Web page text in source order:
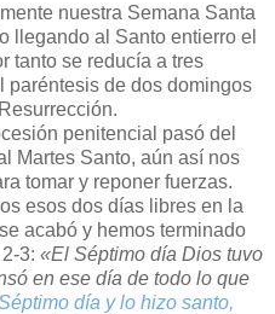
nuestra Semana Santa
llegando al Santo entierro el
tanto se reducía a tres
paréntesis de dos domingos
penitencial pasó del
Martes Santo, aún así nos
tomar y reponer fuerzas.
esos dos días libres en la
acabó y hemos terminado
3: «El Séptimo día Dios tuvo
en ese día de todo lo que
día y lo hizo santo,